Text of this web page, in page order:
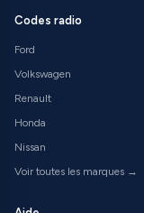
Codes radio
Ford
Volkswagen
Renault
Honda
Nissan
Voir toutes les marques →